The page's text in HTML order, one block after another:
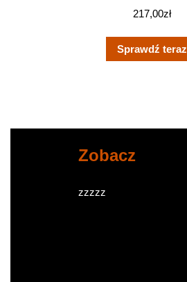
217,00zł
Sprawdź teraz
Zobacz
zzzzz